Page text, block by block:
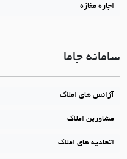
اجاره مغازه
سامانه جاما
آژانس های املاک
مشاورین املاک
اتحادیه های املاک